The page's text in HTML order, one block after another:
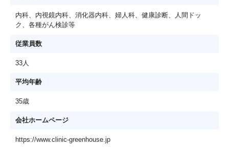
内科、内視鏡内科、消化器内科、婦人科、健康診断、人間ドッ
ク、各種がん検診等
従業員数
33人
平均年齢
35歳
会社ホームページ
https://www.clinic-greenhouse.jp